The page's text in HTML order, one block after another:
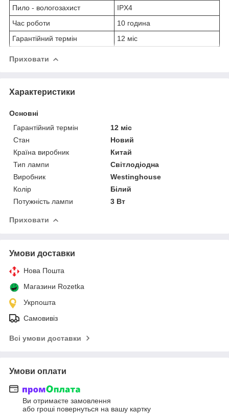
Пило - вологозахист
IPX4
Час роботи
10 година
Гарантійний термін
12 міс
Приховати
Характеристики
Основні
Гарантійний термін
12 міс
Стан
Новий
Країна виробник
Китай
Тип лампи
Світлодіодна
Виробник
Westinghouse
Колір
Білий
Потужність лампи
3 Вт
Приховати
Умови доставки
Нова Пошта
Магазини Rozetka
Укрпошта
Самовивіз
Всі умови доставки
Умови оплати
Ви отримаєте замовлення
або гроші повернуться на вашу картку